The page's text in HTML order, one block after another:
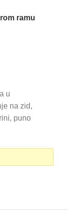
ramu
u
na zid,
puno